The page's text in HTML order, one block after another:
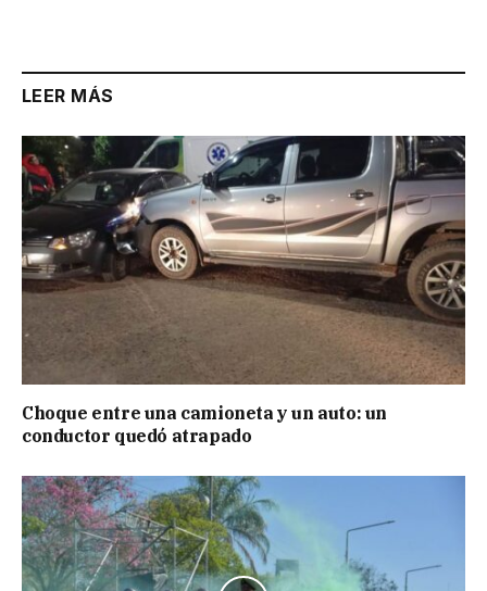
LEER MÁS
Choque entre una camioneta y un auto: un
conductor quedó atrapado